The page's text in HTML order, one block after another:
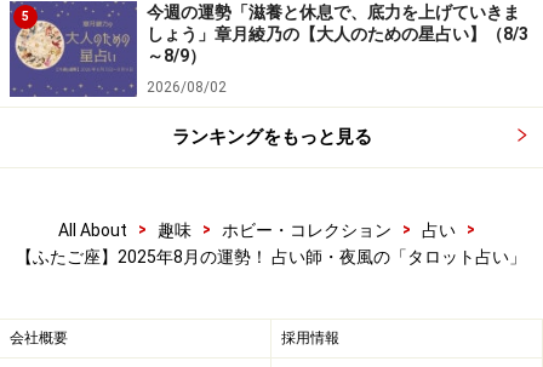
5
今週の運勢「滋養と休息で、底力を上げていきま
しょう」章月綾乃の【大人のための星占い】（8/3
～8/9）
2026/08/02
ランキングをもっと見る
All About > 趣味 > ホビー・コレクション > 占い
>
【ふたご座】2025年8月の運勢！ 占い師・夜風の「タロット占い」
会社概要 採用情報